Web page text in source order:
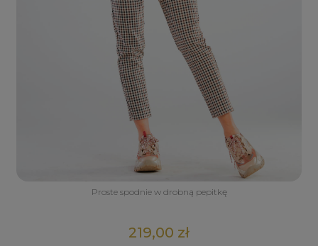
Proste spodnie w drobną pepitkę
219,00 zł